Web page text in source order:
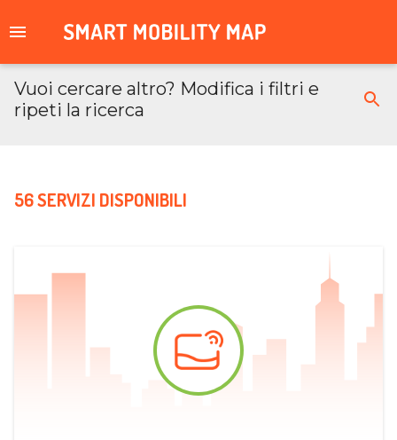
Vuoi cercare altro? Modifica i filtri e
ripeti la ricerca
56 SERVIZI DISPONIBILI